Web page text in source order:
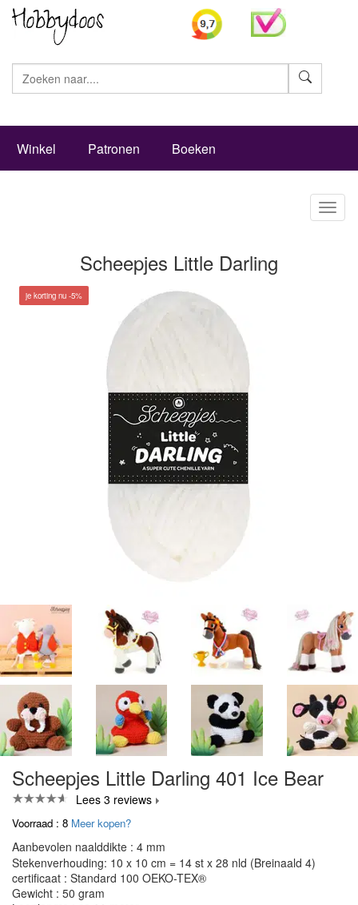
Winkel Patronen Boeken
Scheepjes Little Darling
je korting nu -5%
Scheepjes Little Darling 401 Ice Bear
Lees 3 reviews
Voorraad : 8 Meer kopen?
Aanbevolen naalddikte : 4 mm
Stekenverhouding: 10 x 10 cm = 14 st x 28 nld (Breinaald 4)
certificaat : Standard 100 OEKO-TEX®
Gewicht : 50 gram